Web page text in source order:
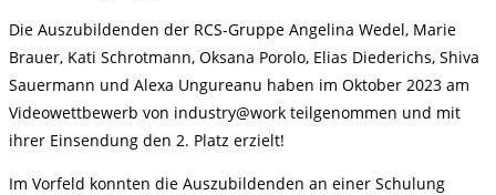
Die Auszubildenden der RCS-Gruppe Angelina Wedel, Marie
Brauer, Kati Schrotmann, Oksana Porolo, Elias Diederichs, Shiva
Sauermann und Alexa Ungureanu haben im Oktober 2023 am
Videowettbewerb von industry@work teilgenommen und mit
ihrer Einsendung den 2. Platz erzielt!
Im Vorfeld konnten die Auszubildenden an einer Schulung